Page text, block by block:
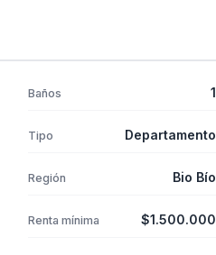
Baños 1
Tipo Departamento
Región Bio Bío
Renta mínima $1.500.000